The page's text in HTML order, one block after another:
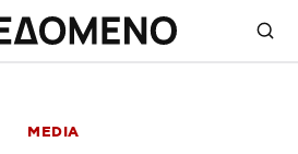
MEDIA